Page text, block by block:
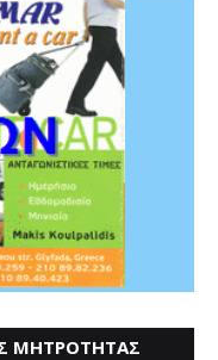
ΜΗΤΡΟΤΗΤΑΣ